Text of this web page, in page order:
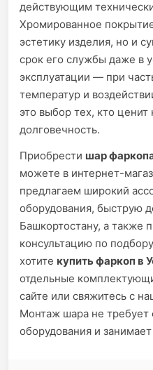
действующим
Хромированное
эстетику изделия, но и
срок его службы даже в
эксплуатации — при
температур и
это выбор тех, кто
долговечность.
Приобрести шар
можете в интернет-
предлагаем широкий
оборудования, быструю
Башкортостану, а также
консультацию по
хотите купить фаркоп в
отдельные
сайте или свяжитесь с
Монтаж шара не требует
оборудования и